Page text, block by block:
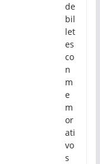
de
bil
let
es
co
n
m
e
m
or
ati
vo
s